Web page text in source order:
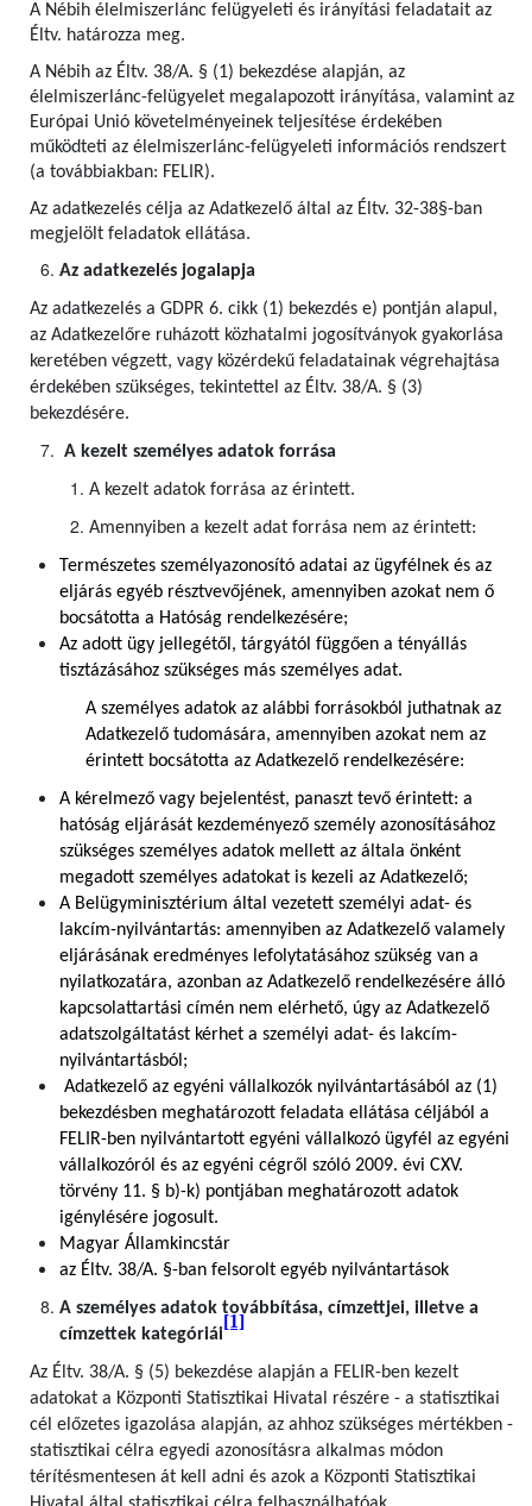
A Nébih élelmiszerlánc felügyeleti és irányítási feladatait az
Éltv. határozza meg.
A Nébih az Éltv. 38/A. § (1) bekezdése alapján, az
élelmiszerlánc-felügyelet megalapozott irányítása, valamint az
Európai Unió követelményeinek teljesítése érdekében
működteti az élelmiszerlánc-felügyeleti információs rendszert
(a továbbiakban: FELIR).
Az adatkezelés célja az Adatkezelő által az Éltv. 32-38§-ban
megjelölt feladatok ellátása.
Az adatkezelés jogalapja
Az adatkezelés a GDPR 6. cikk (1) bekezdés e) pontján alapul,
az Adatkezelőre ruházott közhatalmi jogosítványok gyakorlása
keretében végzett, vagy közérdekű feladatainak végrehajtása
érdekében szükséges, tekintettel az Éltv. 38/A. § (3)
bekezdésére.
A kezelt személyes adatok forrása
A kezelt adatok forrása az érintett.
Amennyiben a kezelt adat forrása nem az érintett:
Természetes személyazonosító adatai az ügyfélnek és az
eljárás egyéb résztvevőjének, amennyiben azokat nem ő
bocsátotta a Hatóság rendelkezésére;
Az adott ügy jellegétől, tárgyától függően a tényállás
tisztázásához szükséges más személyes adat.
A személyes adatok az alábbi forrásokból juthatnak az
Adatkezelő tudomására, amennyiben azokat nem az
érintett bocsátotta az Adatkezelő rendelkezésére:
A kérelmező vagy bejelentést, panaszt tevő érintett: a
hatóság eljárását kezdeményező személy azonosításához
szükséges személyes adatok mellett az általa önként
megadott személyes adatokat is kezeli az Adatkezelő;
A Belügyminisztérium által vezetett személyi adat- és
lakcím-nyilvántartás: amennyiben az Adatkezelő valamely
eljárásának eredményes lefolytatásához szükség van a
nyilatkozatára, azonban az Adatkezelő rendelkezésére álló
kapcsolattartási címén nem elérhető, úgy az Adatkezelő
adatszolgáltatást kérhet a személyi adat- és lakcím-
nyilvántartásból;
Adatkezelő az egyéni vállalkozók nyilvántartásából az (1)
bekezdésben meghatározott feladata ellátása céljából a
FELIR-ben nyilvántartott egyéni vállalkozó ügyfél az egyéni
vállalkozóról és az egyéni cégről szóló 2009. évi CXV.
törvény 11. § b)-k) pontjában meghatározott adatok
igénylésére jogosult.
Magyar Államkincstár
az Éltv. 38/A. §-ban felsorolt egyéb nyilvántartások
A személyes adatok továbbítása, címzettjei, illetve a
címzettek kategóriái
[1]
Az Éltv. 38/A. § (5) bekezdése alapján a FELIR-ben kezelt
adatokat a Központi Statisztikai Hivatal részére - a statisztikai
cél előzetes igazolása alapján, az ahhoz szükséges mértékben -
statisztikai célra egyedi azonosításra alkalmas módon
térítésmentesen át kell adni és azok a Központi Statisztikai